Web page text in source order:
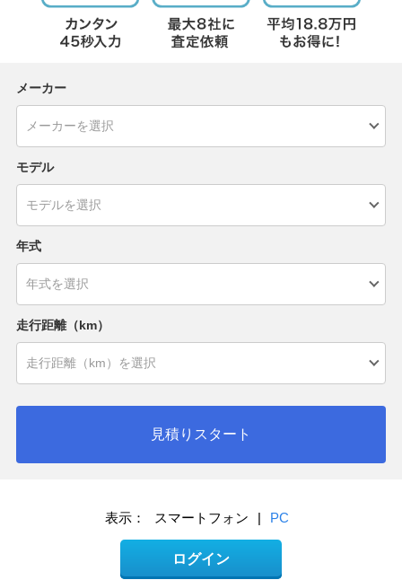
メーカー
モデル
年式
走行距離（km）
見積りスタート
表示： スマートフォン | PC
ログイン